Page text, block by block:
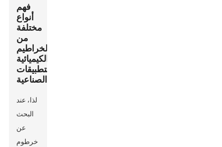
فهم
أنواع
مختلفة
من
الخراطيم
الكيميائية
للتطبيقات
الصناعية
لذا، عند
البحث
عن
خرطوم